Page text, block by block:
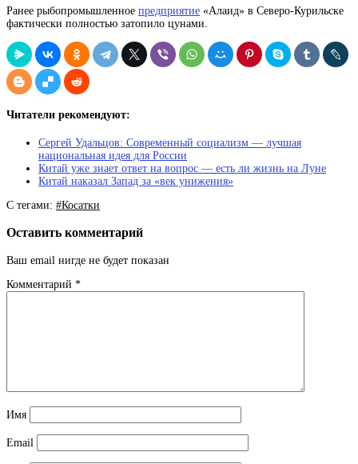
Ранее рыбопромышленное предприятие «Алаид» в Северо-Курильске
фактически полностью затопило цунами.
Читатели рекомендуют:
Сергей Удальцов: Современный социализм — лучшая
национальная идея для России
Китай уже знает ответ на вопрос — есть ли жизнь на Луне
Китай наказал Запад за «век унижения»
С тегами: #Косатки
Оставить комментарий
Ваш email нигде не будет показан
Комментарий *
Имя
Email